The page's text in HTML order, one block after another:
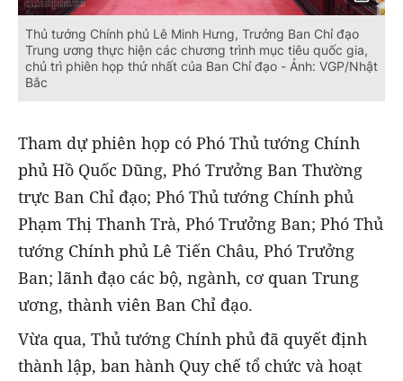
Thủ tướng Chính phủ Lê Minh Hưng, Trưởng Ban Chỉ đạo
Trung ương thực hiện các chương trình mục tiêu quốc gia,
chủ trì phiên họp thứ nhất của Ban Chỉ đạo - Ảnh: VGP/Nhật
Bắc
Tham dự phiên họp có Phó Thủ tướng Chính
phủ Hồ Quốc Dũng, Phó Trưởng Ban Thường
trực Ban Chỉ đạo; Phó Thủ tướng Chính phủ
Phạm Thị Thanh Trà, Phó Trưởng Ban; Phó Thủ
tướng Chính phủ Lê Tiến Châu, Phó Trưởng
Ban; lãnh đạo các bộ, ngành, cơ quan Trung
ương, thành viên Ban Chỉ đạo.
Vừa qua, Thủ tướng Chính phủ đã quyết định
thành lập, ban hành Quy chế tổ chức và hoạt